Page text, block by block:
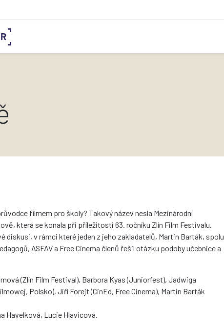
filmem pro školy? Takový název nesla Mezinárodní
která se konala při příležitosti 63. ročníku Zlín Film Festivalu.
diskusi, v rámci které jeden z jeho zakladatelů, Martin Barták, spolu
ASFAV a Free Cinema členů řešil otázku podoby učebnice a
(Zlín Film Festival), Barbora Kyas (Juniorfest), Jadwiga
Polsko), Jiří Forejt (CinEd, Free Cinema), Martin Barták
Havelková, Lucie Hlavicová.